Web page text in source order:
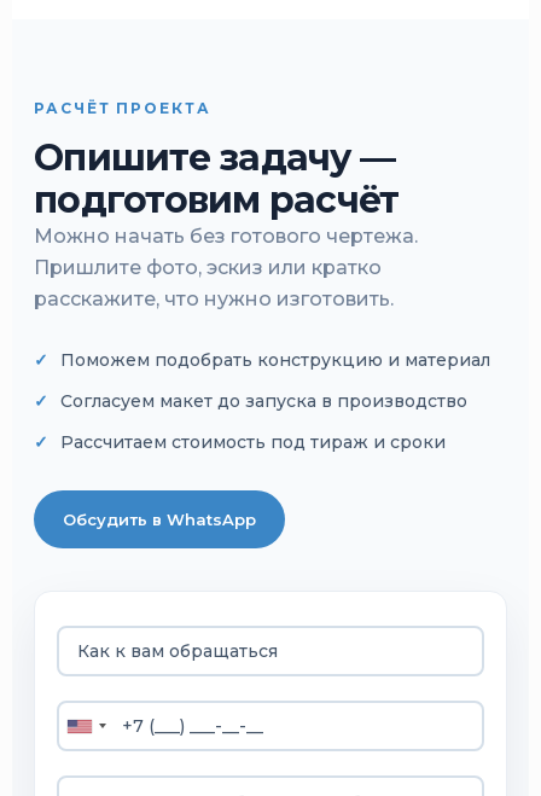
РАСЧЁТ ПРОЕКТА
Опишите задачу —
подготовим расчёт
Можно начать без готового чертежа.
Пришлите фото, эскиз или кратко
расскажите, что нужно изготовить.
Поможем подобрать конструкцию и материал
Согласуем макет до запуска в производство
Рассчитаем стоимость под тираж и сроки
Обсудить в WhatsApp